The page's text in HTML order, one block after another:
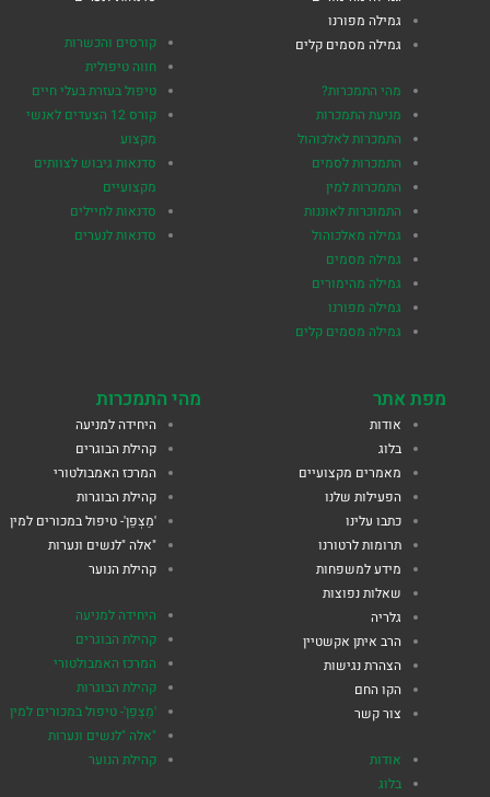
גמילה מפורנו
גמילה מסמים קלים
מהי התמכרות?
מניעת התמכרות
התמכרות לאלכוהול
התמכרות לסמים
התמכרות למין
התמוכרות לאוננות
גמילה מאלכוהול
גמילה מסמים
גמילה מהימורים
גמילה מפורנו
גמילה מסמים קלים
קורסים והכשרות
חווה טיפולית
טיפול בעזרת בעלי חיים
קורס 12 הצעדים לאנשי
מקצוע
סדנאות גיבוש לצוותים
מקצועיים
סדנאות לחיילים
סדנאות לנערים
מפת אתר
אודות
בלוג
מאמרים מקצועיים
הפעילות שלנו
כתבו עלינו
תרומות לרטורנו
מידע למשפחות
שאלות נפוצות
גלריה
הרב איתן אקשטיין
הצהרת נגישות
הקו החם
צור קשר
אודות
בלוג
מהי התמכרות
היחידה למניעה
קהילת הבוגרים
המרכז האמבולטורי
קהילת הבוגרות
'מַצְפֵן'- טיפול במכורים למין
"אלה "לנשים ונערות
קהילת הנוער
היחידה למניעה
קהילת הבוגרים
המרכז האמבולטורי
קהילת הבוגרות
'מַצְפֵן'- טיפול במכורים למין
"אלה "לנשים ונערות
קהילת הנוער